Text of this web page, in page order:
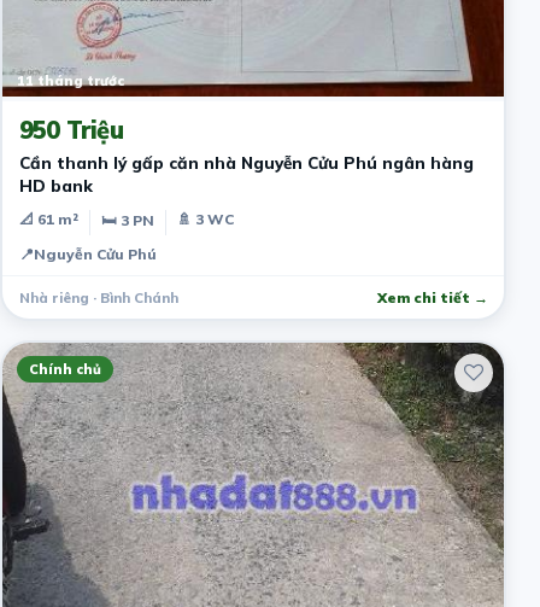
11 tháng trước
950 Triệu
Cần thanh lý gấp căn nhà Nguyễn Cửu Phú ngân hàng
HD bank
📐 61 m² 🛏 3 PN
🚿 3 WC
📍Nguyễn Cửu Phú
Nhà riêng · Bình Chánh Xem chi tiết →
Chính chủ